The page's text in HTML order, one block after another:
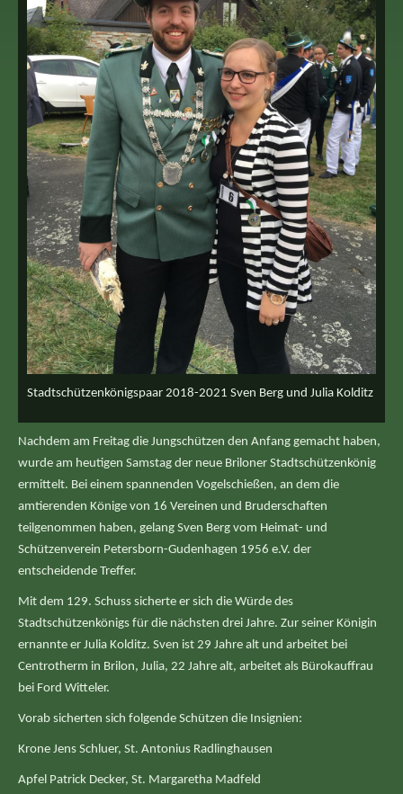
Stadtschützenkönigspaar 2018-2021 Sven Berg und Julia Kolditz
Nachdem am Freitag die Jungschützen den Anfang gemacht haben,
wurde am heutigen Samstag der neue Briloner Stadtschützenkönig
ermittelt. Bei einem spannenden Vogelschießen, an dem die
amtierenden Könige von 16 Vereinen und Bruderschaften
teilgenommen haben, gelang Sven Berg vom Heimat- und
Schützenverein Petersborn-Gudenhagen 1956 e.V. der
entscheidende Treffer.
Mit dem 129. Schuss sicherte er sich die Würde des
Stadtschützenkönigs für die nächsten drei Jahre. Zur seiner Königin
ernannte er Julia Kolditz. Sven ist 29 Jahre alt und arbeitet bei
Centrotherm in Brilon, Julia, 22 Jahre alt, arbeitet als Bürokauffrau
bei Ford Witteler.
Vorab sicherten sich folgende Schützen die Insignien:
Krone Jens Schluer, St. Antonius Radlinghausen
Apfel Patrick Decker, St. Margaretha Madfeld